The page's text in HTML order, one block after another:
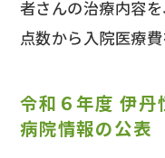
者さんの治療内容
点数から入院医療費
令和６年度 伊丹
病院情報の公表